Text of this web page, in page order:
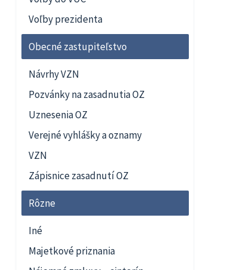
Voľby prezidenta
Obecné zastupiteľstvo
Návrhy VZN
Pozvánky na zasadnutia OZ
Uznesenia OZ
Verejné vyhlášky a oznamy
VZN
Zápisnice zasadnutí OZ
Rôzne
Iné
Majetkové priznania